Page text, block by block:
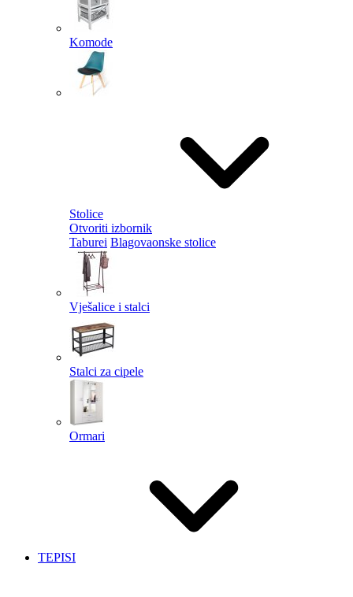
Komode
Stolice
Otvoriti izbornik
Taburei Blagovaonske stolice
Vješalice i stalci
Stalci za cipele
Ormari
TEPISI